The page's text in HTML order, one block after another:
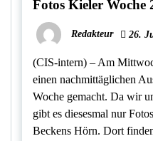
Fotos Kieler Woche
Redakteur 26.
(CIS-intern) – Am
einen nachmittäglichen
Woche gemacht. Da wir
gibt es diesesmal nur
Beckens Hörn. Dort